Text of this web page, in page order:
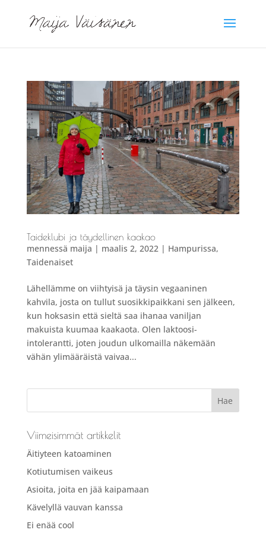
Taideklubi ja täydellinen kaakao
mennessä maija | maalis 2, 2022| Hampurissa,
Taidenaiset
Lähellämme on viihtyisä ja täysin vegaaninen
kahvila, josta on tullut suosikkipaikkani sen jälkeen,
kun hoksasin että sieltä saa ihanaa vaniljan
makuista kuumaa kaakaota. Olen laktoosi-
intolerantti, joten joudun ulkomailla näkemään
vähän ylimääräistä vaivaa...
Viimeisimmät artikkelit
Äitiyteen katoaminen
Kotiutumisen vaikeus
Asioita, joita en jää kaipamaan
Kävelyllä vauvan kanssa
Ei enää cool